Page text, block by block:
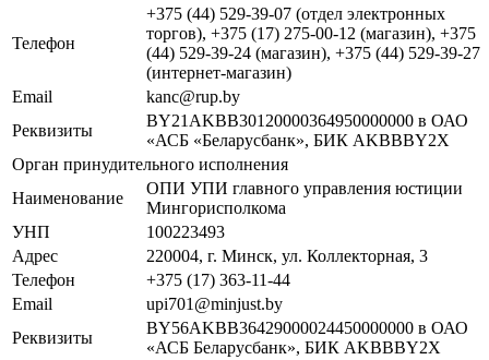
Телефон
+375 (44) 529-39-07 (отдел электронных
торгов), +375 (17) 275-00-12 (магазин), +375
(44) 529-39-24 (магазин), +375 (44) 529-39-27
(интернет-магазин)
Email
kanc@rup.by
Реквизиты
BY21AKBB30120000364950000000 в ОАО
«АСБ «Беларусбанк», БИК AKBBBY2X
Орган принудительного исполнения
Наименование
ОПИ УПИ главного управления юстиции
Мингорисполкома
УНП
100223493
Адрес
220004, г. Минск, ул. Коллекторная, 3
Телефон
+375 (17) 363-11-44
Email
upi701@minjust.by
Реквизиты
BY56AKBB36429000024450000000 в ОАО
«АСБ Беларусбанк», БИК AKBBBY2X